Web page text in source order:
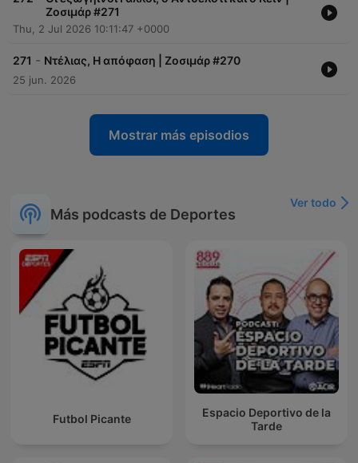
Ζοσιμάρ #271
Thu, 2 Jul 2026 10:11:47 +0000
271 - Ντέλιας, Η απόφαση | Ζοσιμάρ #270
25 jun. 2026
Mostrar más episodios
Más podcasts de Deportes
Ver todo
Futbol Picante
Espacio Deportivo de la
Tarde